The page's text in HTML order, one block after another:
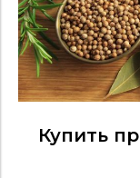
Купить